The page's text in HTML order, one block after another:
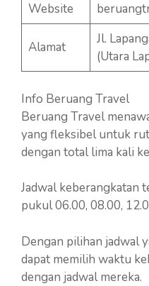
Website
Alamat
Jl.
(Utara
Info Beruang Travel
Beruang Travel
yang fleksibel untuk
dengan total lima kali
Jadwal keberangkatan
pukul 06.00, 08.00,
Dengan pilihan jadwal
dapat memilih waktu
dengan jadwal mereka.